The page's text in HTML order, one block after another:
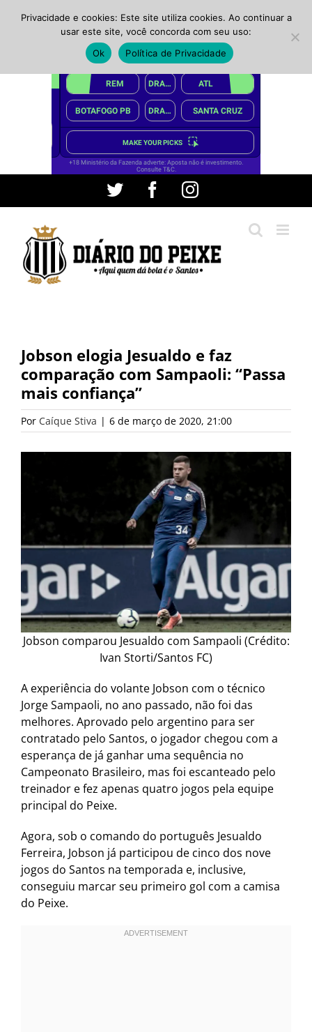
conteúdo
Twitter FacebookInstagram
Jobson elogia Jesualdo e faz
comparação com Sampaoli: “Passa
mais confiança”
Por Caíque Stiva | 6 de março de 2020, 21:00
Jobson comparou Jesualdo com Sampaoli (Crédito:
Ivan Storti/Santos FC)
A experiência do volante Jobson com o técnico
Jorge Sampaoli, no ano passado, não foi das
melhores. Aprovado pelo argentino para ser
contratado pelo Santos, o jogador chegou com a
esperança de já ganhar uma sequência no
Campeonato Brasileiro, mas foi escanteado pelo
treinador e fez apenas quatro jogos pela equipe
principal do Peixe.
Agora, sob o comando do português Jesualdo
Ferreira, Jobson já participou de cinco dos nove
jogos do Santos na temporada e, inclusive,
conseguiu marcar seu primeiro gol com a camisa
do Peixe.
Privacidade e cookies: Este site utiliza cookies. Ao continuar a
usar este site, você concorda com seu uso:
Ok
Política de Privacidade